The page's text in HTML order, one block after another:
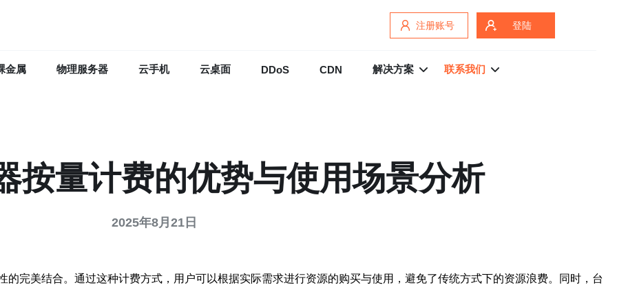
注册账号 登陆
金属 物理服务器 云手机 云桌面 DDoS CDN 解决方案 联系我们
按量计费的优势与使用场景分析
2025年8月21日
完美结合。通过这种计费方式，用户可以根据实际需求进行资源的购买与使用，避免了传统方式下的资源浪费。同时，台